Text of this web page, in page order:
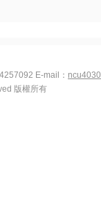
E-mail：
版權所有